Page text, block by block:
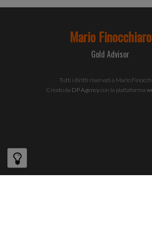
nostro
nostri